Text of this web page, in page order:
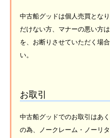
中古船グッドは個人売買とな
だけない方、マナーの悪い方
を、お断りさせていただく場
い。
お取引
中古船グッドでのお取引はあ
の為、ノークレーム・ノーリ